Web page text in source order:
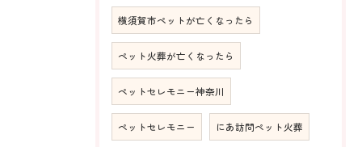
横須賀市ペットが亡くなったら
ペット火葬が亡くなったら
ペットセレモニー神奈川
ペットセレモニー にあ訪問ペット火葬